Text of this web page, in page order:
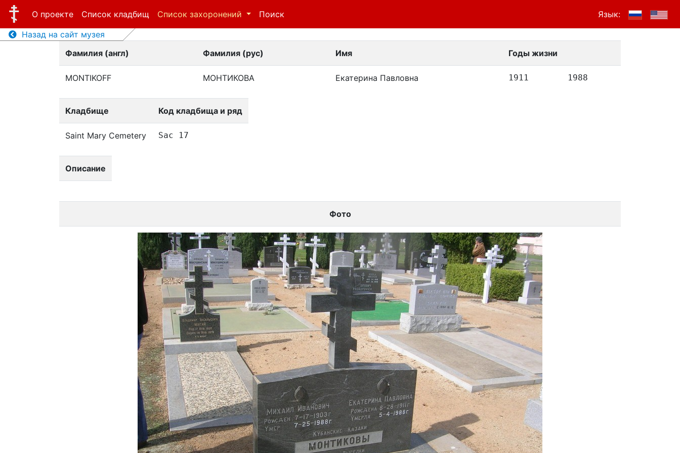
О проекте Список кладбищ Список захоронений Поиск
Язык:
Назад на сайт музея
Фамилия (англ)
Фамилия (рус) Имя Годы жизни
MONTIKOFF МОНТИКОВА Екатерина Павловна 1911 1988
Кладбище Код кладбища и ряд
Saint Mary Cemetery Sac 17
Описание
Фото